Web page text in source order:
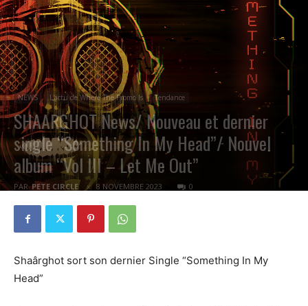
NEWS L'actu de Where The Promo Is Tendance
SHAARGHOT News/ Nouveau et dernier
single “Something In My Head”/ Nouvel
album “Vol III – Let Me Out”
PAR PETE CIRCLE 8 NOVEMBRE 2023 0
Shaârghot sort son dernier Single “Something In My
Head”